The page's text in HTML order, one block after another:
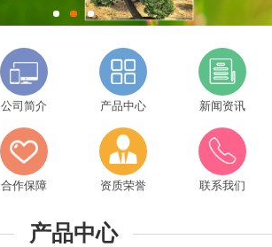
公司简介 产品中心 新闻资讯
合作保障 资质荣誉 联系我们
产品中心